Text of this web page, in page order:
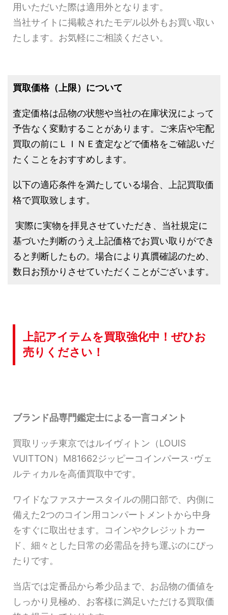
用いただいた際は適用外となります。
当社サイトに掲載されたモデル以外もお買い取い
たします。お気軽にご相談ください。
買取価格（上限）について
査定価格は品物の状態や当社の在庫状況によって
予告なく変動することがあります。ご来店や宅配
買取の前にＬＩＮＥ査定などで価格をご確認いだ
たくことをおすすめします。
以下の適応条件を満たしている場合、上記買取価
格で買取致します。
実際に実物を拝見させていただき、当社規定に
基づいた判断のうえ上記価格でお買い取りができ
ると判断したもの。場合により真贋確認のため、
数日お預かりさせていただくことがございます。
上記アイテムを買取強化中！ぜひお
売りください！
ブランド品専門鑑定士による一言コメント
買取リッチ東京ではルイヴィトン（LOUIS
VUITTON）M81662ジッピーコインパース･ヴェ
ルティカルを高価買取中です。
ワイドなファスナースタイルの開口部で、内側に
備えた2つのコイン用コンパートメントから中身
をすぐに取出せます。コインやクレジットカー
ド、細々とした日常の必需品を持ち運ぶのにぴっ
たりです。
当店では定番品から希少品まで、お品物の価値を
しっかり見極め、お客様に満足いただける買取価